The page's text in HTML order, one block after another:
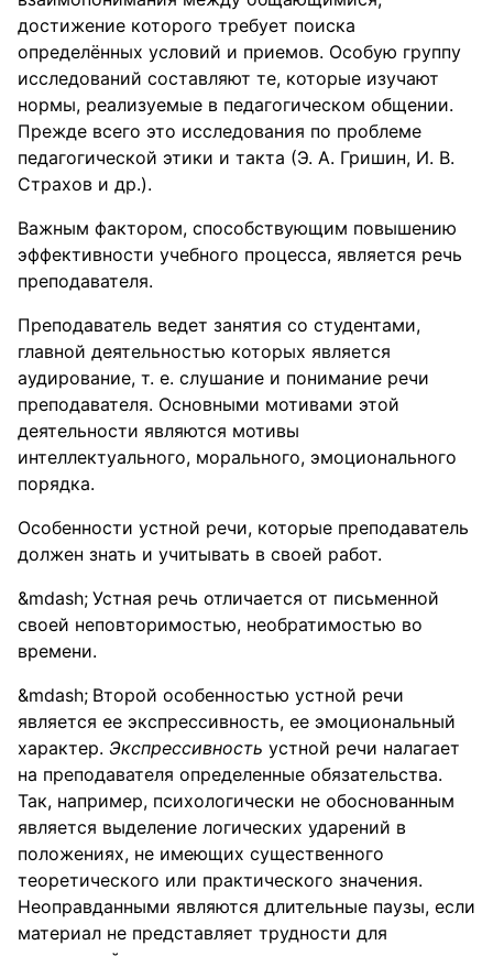
достижение которого требует поиска
определённых условий и приемов. Особую группу
исследований составляют те, которые изучают
нормы, реализуемые в педагогическом общении.
Прежде всего это исследования по проблеме
педагогической этики и такта (Э. А. Гришин, И. В.
Страхов и др.).
Важным фактором, способствующим повышению
эффективности учебного процесса, является речь
преподавателя.
Преподаватель ведет занятия со студентами,
главной деятельностью которых является
аудирование, т. е. слушание и понимание речи
преподавателя. Основными мотивами этой
деятельности являются мотивы
интеллектуального, морального, эмоционального
порядка.
Особенности устной речи, которые преподаватель
должен знать и учитывать в своей работ.
Устная речь отличается от письменной
своей неповторимостью, необратимостью во
времени.
Второй особенностью устной речи
является ее экспрессивность, ее эмоциональный
характер. Экспрессивность устной речи налагает
на преподавателя определенные обязательства.
Так, например, психологически не обоснованным
является выделение логических ударений в
положениях, не имеющих существенного
теоретического или практического значения.
Неоправданными являются длительные паузы, если
материал не представляет трудности для